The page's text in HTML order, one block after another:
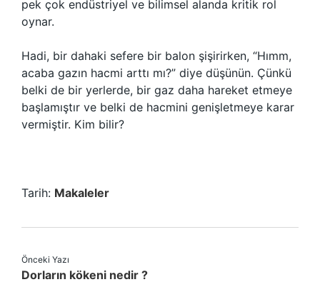
pek çok endüstriyel ve bilimsel alanda kritik rol
oynar.
Hadi, bir dahaki sefere bir balon şişirirken, “Hımm,
acaba gazın hacmi arttı mı?” diye düşünün. Çünkü
belki de bir yerlerde, bir gaz daha hareket etmeye
başlamıştır ve belki de hacmini genişletmeye karar
vermiştir. Kim bilir?
Tarih: Makaleler
Önceki Yazı
Dorların kökeni nedir ?